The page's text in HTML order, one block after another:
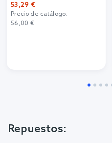
53,29 €
Precio de catálogo:
56,00 €
Repuestos: